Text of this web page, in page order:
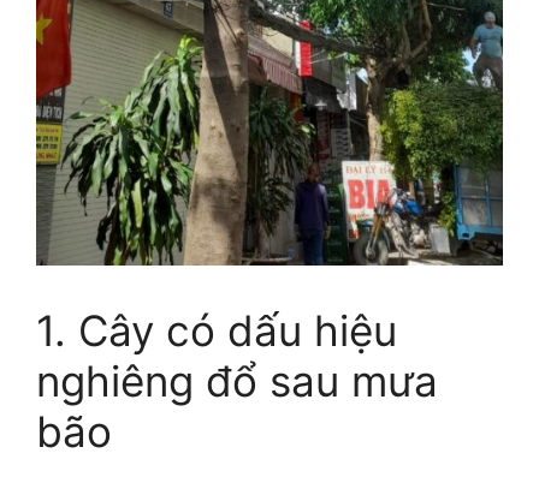
1. Cây có dấu hiệu
nghiêng đổ sau mưa
bão